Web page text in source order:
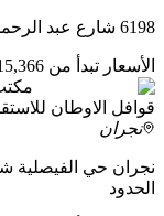
6198 شارع عبد الرحمن الغافقي، القدس، الرياض 13214
الأسعار تبدأ من 15,366
قوافل الاوطان
نجران
نجران حي الفيصلية
الحدود